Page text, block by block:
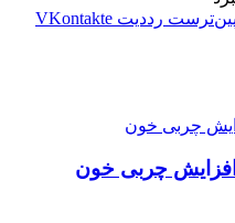
‫پین‌ترست ‫رددیت ‫VKontakte
افزایش چربی خون